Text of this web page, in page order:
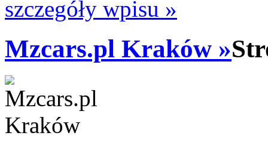
szczegóły wpisu »
Mzcars.pl Kraków »